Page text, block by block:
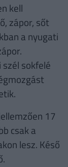
kell
zápor, sőt
a nyugati
sokfelé
17
csak a
lesz. Késő